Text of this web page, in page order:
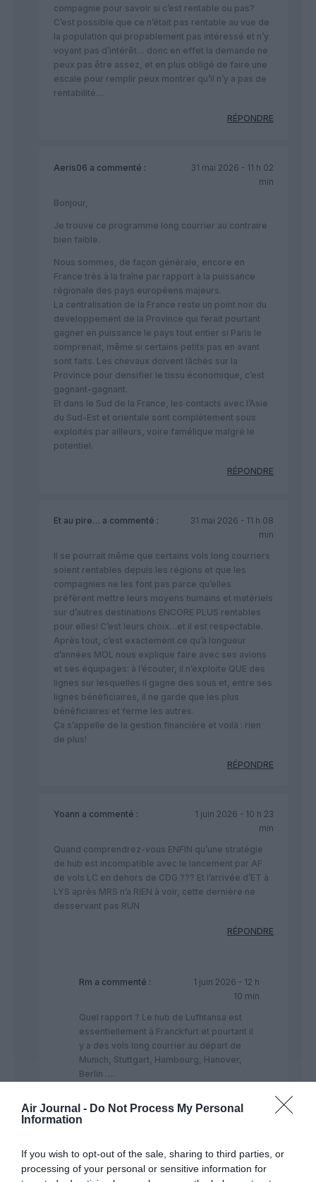
Air Journal - Do Not Process My Personal
Information
If you wish to opt-out of the sale, sharing to third parties, or
processing of your personal or sensitive information for
compagnie pour savoir si c’est rentable ou pas?
C’est possible que ce n’était pas rentable au vue de
la population qui propablement pas intéressé et n’y
voyant pas d’intérêt… donc en effet la demande ne
peux pas être assez, et en plus obligé de faire une
escale pour remplir peux montrer qu’il n’y a pas de
rentabilité…
RÉPONDRE
Aeris06 a commenté :
31 mai 2026 - 11 h 02
min
Bonjour,
Je trouve ce programme long courrier au contraire
bien faible.
Nous sommes, de façon générale, encore en
France très à la traîne par rapport à la puissance
régionale des pays européens majeurs.
La centralisation de la France reste un point noir du
developpement de la Province qui ferait pourtant
gagner en puissance le pays tout entier si Paris le
comprenait, même si certains petits pas en avant
sont faits. Les chevaux doivent lâchés sur la
Province pour densifier le tissu économique, c’est
gagnant-gagnant.
Et dans le Sud de la France, les contacts avec l’Asie
du Sud-Est et orientale sont complètement sous
exploités par ailleurs, voire famélique malgré le
potentiel.
RÉPONDRE
Et au pire… a commenté :
31 mai 2026 - 11 h 08
min
Il se pourrait même que certains vols long courriers
soient rentables depuis les régions et que les
compagnies ne les font pas parce qu’elles
préfèrent mettre leurs moyens humains et matériels
sur d’autres destinations ENCORE PLUS rentables
pour elles! C’est leurs choix…et il est respectable.
Après tout, c’est exactement ce qu’à longueur
d’années MOL nous explique faire avec ses avions
et ses équipages: à l’écouter, il n’exploite QUE des
lignes sur lesquelles il gagne des sous et, entre ses
lignes bénéficiaires, il ne garde que les plus
bénéficiaires et ferme les autres.
Ça s’appelle de la gestion financière et voilà : rien
de plus!
RÉPONDRE
Yoann a commenté :
1 juin 2026 - 10 h 23
min
Quand comprendrez-vous ENFIN qu’une stratégie
de hub est incompatible avec le lancement par AF
de vols LC en dehors de CDG ??? Et l’arrivée d’ET à
LYS après MRS n’a RIEN à voir, cette dernière ne
desservant pas RUN
RÉPONDRE
Rm a commenté :
1 juin 2026 - 12 h
10 min
Quel rapport ? Le hub de Lufhtansa est
essentiellement à Franckfurt et pourtant il
y a des vols long courrier au départ de
Munich, Stuttgart, Hambourg, Hanover,
Berlin ….
vols long courrier autre qu’à Rome (Milan,
Naples, Palerme….
RÉPONDRE